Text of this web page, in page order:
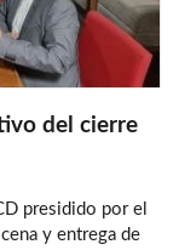
del cierre
presidido por el
y entrega de